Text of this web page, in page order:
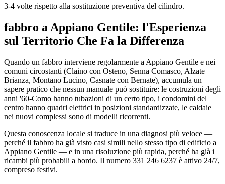
3-4 volte rispetto alla sostituzione preventiva del cilindro.
fabbro a Appiano Gentile: l'Esperienza
sul Territorio Che Fa la Differenza
Quando un fabbro interviene regolarmente a Appiano Gentile e nei
comuni circostanti (Claino con Osteno, Senna Comasco, Alzate
Brianza, Montano Lucino, Casnate con Bernate), accumula un
sapere pratico che nessun manuale può sostituire: le costruzioni degli
anni '60-Como hanno tubazioni di un certo tipo, i condomini del
centro hanno quadri elettrici in posizioni standardizzate, le caldaie
nei nuovi complessi sono di modelli ricorrenti.
Questa conoscenza locale si traduce in una diagnosi più veloce —
perché il fabbro ha già visto casi simili nello stesso tipo di edificio a
Appiano Gentile — e in una risoluzione più rapida, perché ha già i
ricambi più probabili a bordo. Il numero 331 246 6237 è attivo 24/7,
compreso festivi.